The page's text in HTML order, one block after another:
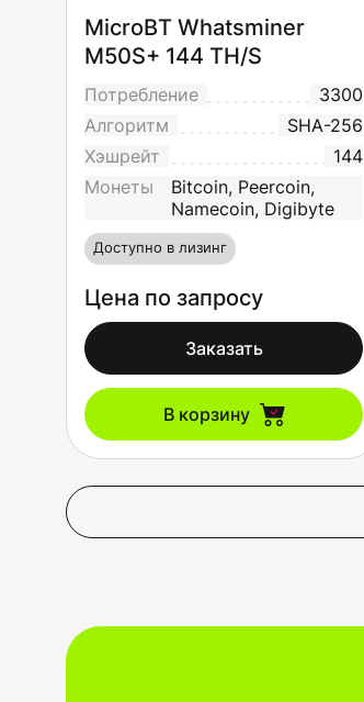
MicroBT Whatsminer
M50S+ 144 TH/S
Потребление
3300
Алгоритм
SHA-256
Хэшрейт
144
Монеты
Bitcoin, Peercoin,
Namecoin, Digibyte
Доступно в лизинг
Цена по запросу
Заказать
В корзину